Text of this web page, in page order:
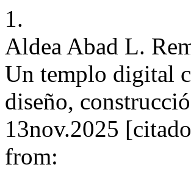
1.
Aldea Abad L.
Un templo digital
diseño,
13nov.2025
from: